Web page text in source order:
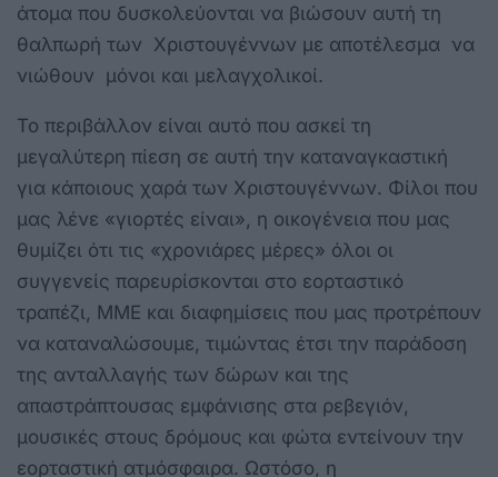
άτομα που δυσκολεύονται να βιώσουν αυτή τη
θαλπωρή των Χριστουγέννων με αποτέλεσμα να
νιώθουν μόνοι και μελαγχολικοί.
Το περιβάλλον είναι αυτό που ασκεί τη
μεγαλύτερη πίεση σε αυτή την καταναγκαστική
για κάποιους χαρά των Χριστουγέννων. Φίλοι που
μας λένε «γιορτές είναι», η οικογένεια που μας
θυμίζει ότι τις «χρονιάρες μέρες» όλοι οι
συγγενείς παρευρίσκονται στο εορταστικό
τραπέζι, ΜΜΕ και διαφημίσεις που μας προτρέπουν
να καταναλώσουμε, τιμώντας έτσι την παράδοση
της ανταλλαγής των δώρων και της
απαστράπτουσας εμφάνισης στα ρεβεγιόν,
μουσικές στους δρόμους και φώτα εντείνουν την
εορταστική ατμόσφαιρα. Ωστόσο, η